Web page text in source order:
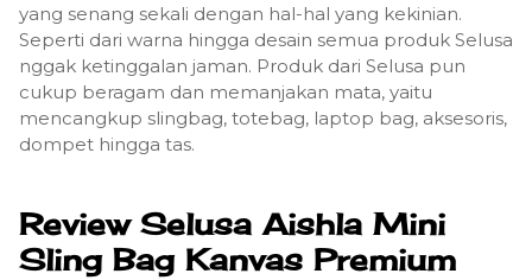
yang senang sekali dengan hal-hal yang kekinian.
Seperti dari warna hingga desain semua produk Selusa
nggak ketinggalan jaman. Produk dari Selusa pun
cukup beragam dan memanjakan mata, yaitu
mencangkup slingbag, totebag, laptop bag, aksesoris,
dompet hingga tas.
Review Selusa Aishla Mini
Sling Bag Kanvas Premium